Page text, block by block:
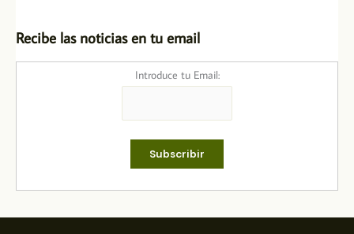
Recibe las noticias en tu email
Introduce tu Email: